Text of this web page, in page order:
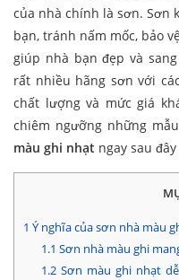
của nhà chính là sơn. Sơn
bạn, tránh nấm mốc, bảo
giúp nhà bạn đẹp và
rất nhiều hãng sơn với
chất lượng và mức giá
chiêm ngưỡng những
màu ghi nhạt ngay sau
1 Ý nghĩa của sơn nhà màu
1.1 Sơn nhà màu ghi
1.2Sơn màu ghi nhạt